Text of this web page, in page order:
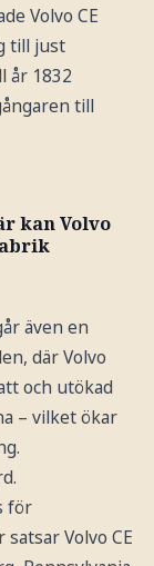
Volvo CE
till just
år 1832
till
kan Volvo
även en
där Volvo
och utökad
– vilket ökar
för
Volvo CE